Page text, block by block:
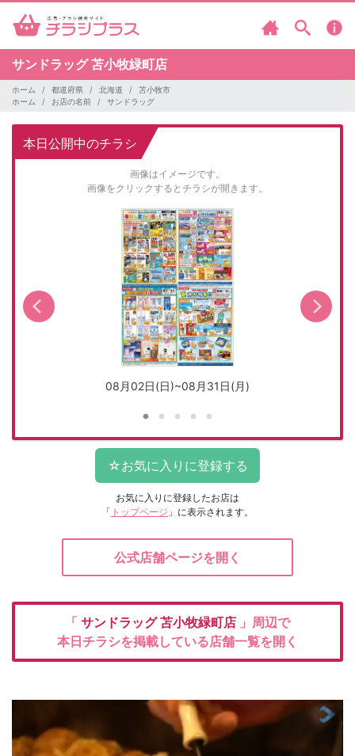
サンドラッグ苫小牧緑町店
ホーム 都道府県 北海道
苫小牧市
ホーム
お店の名前 サンドラッグ
本日公開中のチラシ
画像はイメージです。
画像をクリックするとチラシが開きます。
08月02日(日)~08月31日(月)
お気に入りに登録したお店は
「 トップページ 」に表示されます。
公式店舗ページを開く
「 サンドラッグ苫小牧緑町店 」周辺で
本日チラシを掲載している店舗一覧を開く